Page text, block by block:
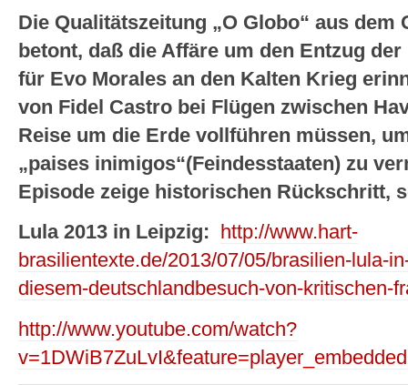
Die Qualitätszeitung „O Globo“ aus dem
betont, daß die Affäre um den Entzug
für Evo Morales an den Kalten Krieg
von Fidel Castro bei Flügen zwischen
Reise um die Erde vollführen müssen,
„paises inimigos“(Feindesstaaten) zu
Episode zeige historischen Rückschritt,
Lula 2013 in Leipzig:
http://www.hart-
brasilientexte.de/2013/07/05/brasilien-lula-
diesem-deutschlandbesuch-von-kritischen-
http://www.youtube.com/watch?
v=1DWiB7ZuLvI&feature=player_embedded